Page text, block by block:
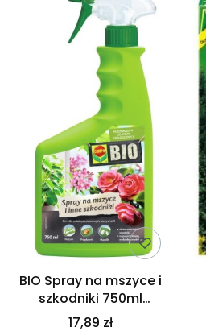
BIO Spray na mszyce i
szkodniki 750ml
ekologiczny COMPO
17,89 zł